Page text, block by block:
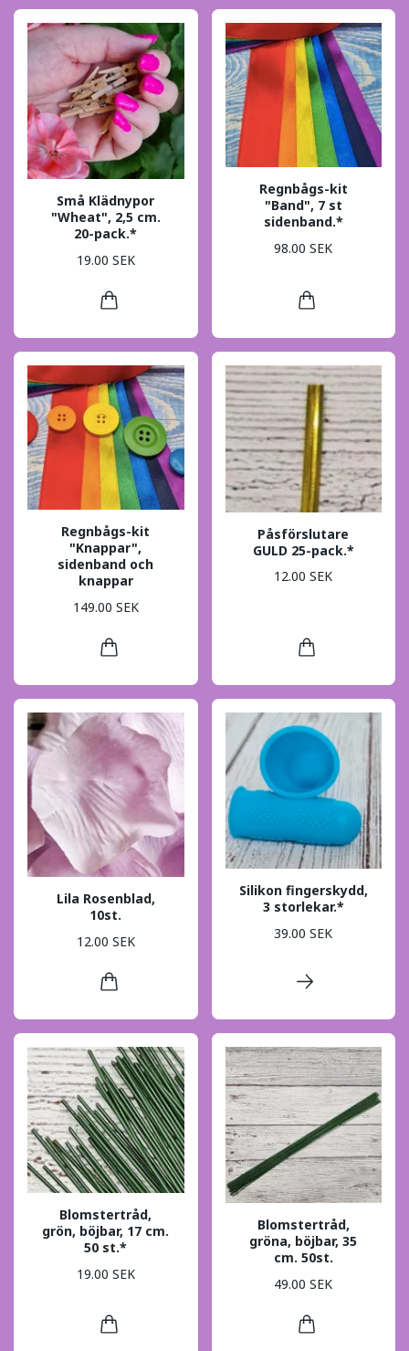
Små Klädnypor
"Wheat", 2,5 cm.
20-pack.*
19.00 SEK
Regnbågs-kit
"Band", 7 st
sidenband.*
98.00 SEK
Regnbågs-kit
"Knappar",
sidenband och
knappar
149.00 SEK
Påsförslutare
GULD 25-pack.*
12.00 SEK
Lila Rosenblad,
10st.
12.00 SEK
Silikon fingerskydd,
3 storlekar.*
39.00 SEK
Blomstertråd,
grön, böjbar, 17 cm.
50 st.*
19.00 SEK
Blomstertråd,
gröna, böjbar, 35
cm. 50st.
49.00 SEK